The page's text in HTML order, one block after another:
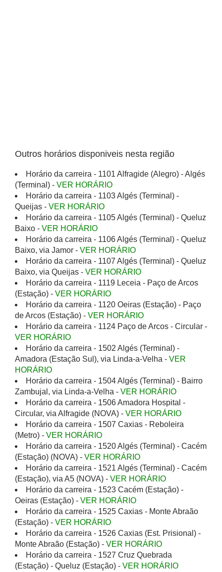
Outros horários disponiveis nesta região
Horário da carreira - 1101 Alfragide (Alegro) - Algés
(Terminal) - VER HORÁRIO
Horário da carreira - 1103 Algés (Terminal) -
Queijas - VER HORÁRIO
Horário da carreira - 1105 Algés (Terminal) - Queluz
Baixo - VER HORÁRIO
Horário da carreira - 1106 Algés (Terminal) - Queluz
Baixo, via Jamor - VER HORÁRIO
Horário da carreira - 1107 Algés (Terminal) - Queluz
Baixo, via Queijas - VER HORÁRIO
Horário da carreira - 1119 Leceia - Paço de Arcos
(Estação) - VER HORÁRIO
Horário da carreira - 1120 Oeiras (Estação) - Paço
de Arcos (Estação) - VER HORÁRIO
Horário da carreira - 1124 Paço de Arcos - Circular -
VER HORÁRIO
Horário da carreira - 1502 Algés (Terminal) -
Amadora (Estação Sul), via Linda-a-Velha - VER
HORÁRIO
Horário da carreira - 1504 Algés (Terminal) - Bairro
Zambujal, via Linda-a-Velha - VER HORÁRIO
Horário da carreira - 1506 Amadora Hospital -
Circular, via Alfragide (NOVA) - VER HORÁRIO
Horário da carreira - 1507 Caxias - Reboleira
(Metro) - VER HORÁRIO
Horário da carreira - 1520 Algés (Terminal) - Cacém
(Estação) (NOVA) - VER HORÁRIO
Horário da carreira - 1521 Algés (Terminal) - Cacém
(Estação), via A5 (NOVA) - VER HORÁRIO
Horário da carreira - 1523 Cacém (Estação) -
Oeiras (Estação) - VER HORÁRIO
Horário da carreira - 1525 Caxias - Monte Abraão
(Estação) - VER HORÁRIO
Horário da carreira - 1526 Caxias (Est. Prisional) -
Monte Abraão (Estação) - VER HORÁRIO
Horário da carreira - 1527 Cruz Quebrada
(Estação) - Queluz (Estação) - VER HORÁRIO